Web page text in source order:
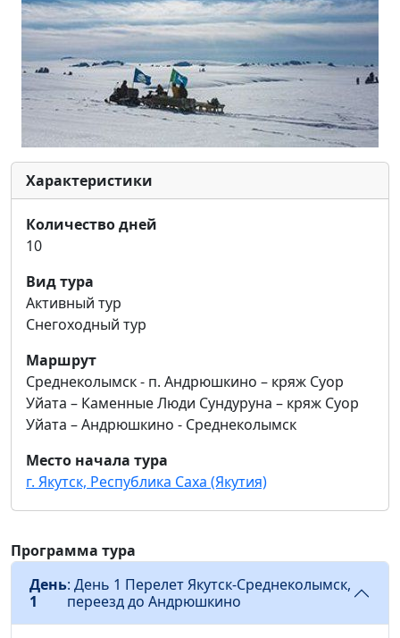
Характеристики
Количество дней
10
Вид тура
Активный тур
Снегоходный тур
Маршрут
Среднеколымск - п. Андрюшкино – кряж Суор
Уйата – Каменные Люди Сундуруна – кряж Суор
Уйата – Андрюшкино - Среднеколымск
Место начала тура
г. Якутск, Республика Саха (Якутия)
Программа тура
День
1
: День 1 Перелет Якутск-Среднеколымск,
переезд до Андрюшкино